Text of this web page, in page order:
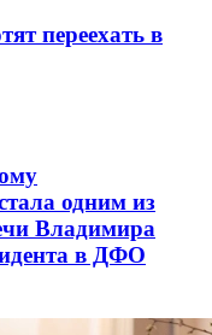
переехать в
одним из
Владимира
в ДФО